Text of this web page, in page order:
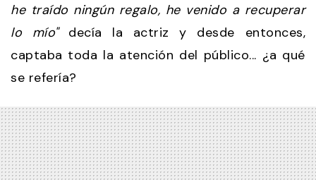
he traído ningún regalo, he venido a recuperar
lo mío"decía la actriz y desde entonces,
captaba toda la atención del público... ¿a qué
se refería?